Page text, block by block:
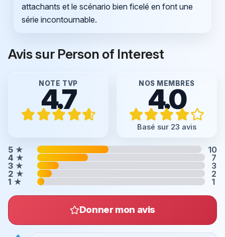
attachants et le scénario bien ficelé en font une
série incontournable.
Avis sur Person of Interest
NOTE TVP
4.7 NOS MEMBRES
4.0
Basé sur 23 avis
5 ★
10
4 ★
7
3 ★
3
2 ★
2
1 ★ 1
Donner mon avis